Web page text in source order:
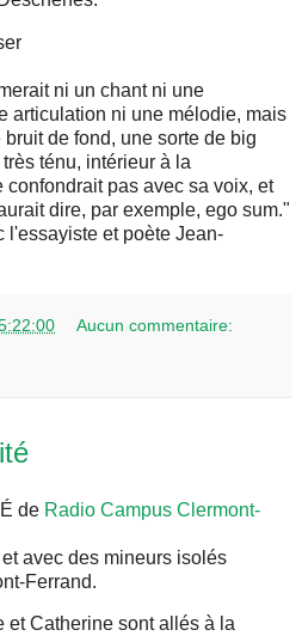
ni un chant ni une
articulation ni une mélodie, mais
de fond, une sorte de big
ténu, intérieur à la
pas avec sa voix, et
dire, par exemple, ego sum."
l'essayiste et poète Jean-
Aucun commentaire:
de Radio Campus Clermont-
avec des mineurs isolés
Ferrand.
et Catherine sont allés à la